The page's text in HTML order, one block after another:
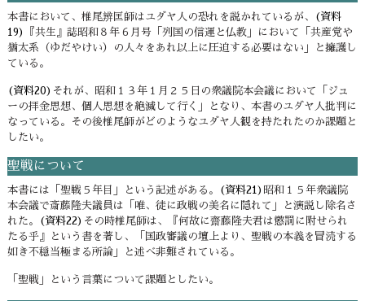
本書において、椎尾辨匡師はユダヤ人の恐れを説かれているが、
(資料
19)
『共生』誌昭和８年６月号「列国の信運と仏教」において「共産党や
猶太系（ゆだやけい）の人々をあれ以上に圧迫する必要はない」と擁護し
ている。
(資料20) それが、昭和１３年１月２５日の衆議院本会議において「ジュ
ーの拝金思想、個人思想を絶滅して行く」となり、本書のユダヤ人批判に
なっている。その後椎尾師がどのようなユダヤ人観を持たれたのか課題と
したい。
聖戦について
本書には「聖戦５年目」という記述がある。 (資料21) 昭和１５年衆議院
本会議で斎藤隆夫議員は「唯、徒に政戦の美名に隠れて」と演説し除名さ
れた。
(資料22) その時椎尾師は、『何故に齋藤隆夫君は懲罰に附せられ
たる乎』という書を著し、「国政審議の壇上より、聖戦の本義を冒涜する
如き不穏当極まる所論」と述べ非難されている。
「聖戦」という言葉について課題としたい。